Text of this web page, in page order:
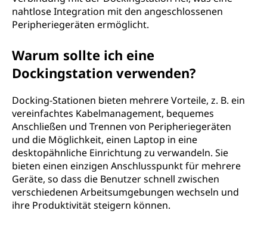
nahtlose Integration mit den angeschlossenen
Peripheriegeräten ermöglicht.
Warum sollte ich eine
Dockingstation verwenden?
Docking-Stationen bieten mehrere Vorteile, z. B. ein
vereinfachtes Kabelmanagement, bequemes
Anschließen und Trennen von Peripheriegeräten
und die Möglichkeit, einen Laptop in eine
desktopähnliche Einrichtung zu verwandeln. Sie
bieten einen einzigen Anschlusspunkt für mehrere
Geräte, so dass die Benutzer schnell zwischen
verschiedenen Arbeitsumgebungen wechseln und
ihre Produktivität steigern können.